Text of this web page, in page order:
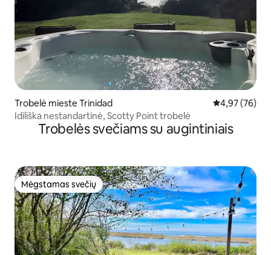
Trobelė mieste Trinidad Vidutinis
4,97 (76)
Idiliška nestandartinė, Scotty Point trobelė
Trobelės svečiams su augintiniais
Mėgstamas svečių
Mėgstamas svečių